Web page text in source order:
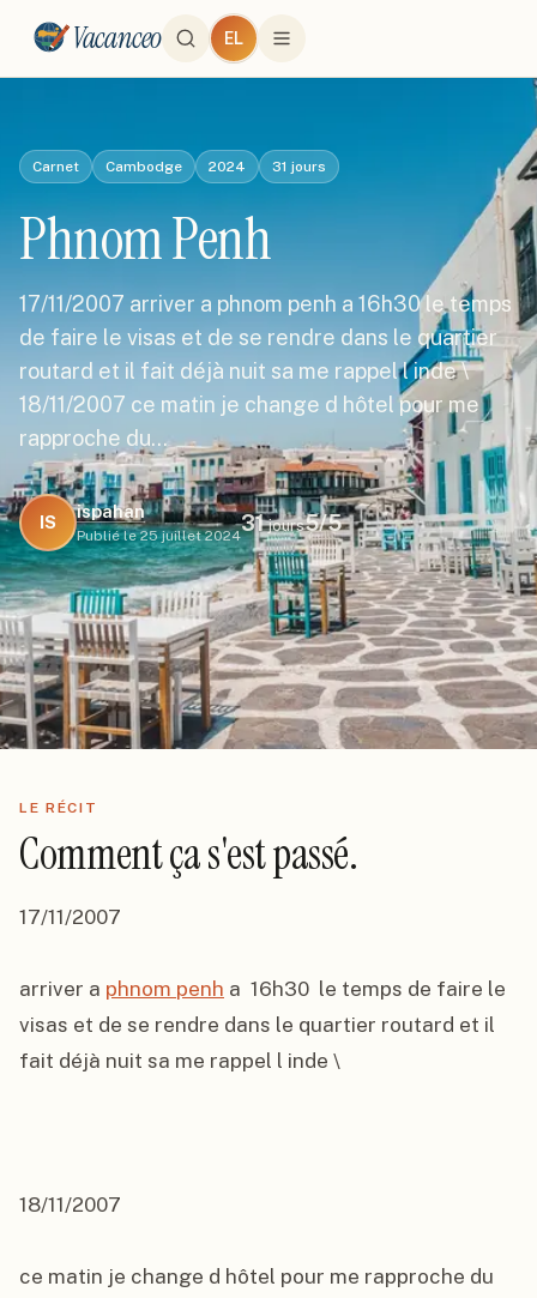
Vacanceo EL
Carnet Cambodge 2024 31 jours
Phnom Penh
17/11/2007 arriver a phnom penh a 16h30 le temps
de faire le visas et de se rendre dans le quartier
routard et il fait déjà nuit sa me rappel l inde \
18/11/2007 ce matin je change d hôtel pour me
rapproche du…
IS
ispahan
Publié le 25 juillet 2024
31jours5/5
LE RÉCIT
Comment ça s'est passé.
17/11/2007
arriver a phnom penh a  16h30  le temps de faire le
visas et de se rendre dans le quartier routard et il
fait déjà nuit sa me rappel l inde \
18/11/2007
ce matin je change d hôtel pour me rapproche du